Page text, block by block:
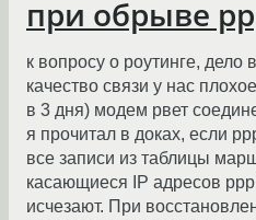
при обрыве
к вопросу о роутинге, дело
качество связи у нас
в 3 дня) модем рвет
я прочитал в доках, если
все записи из таблицы
касающиеся IP адресов
исчезают. При